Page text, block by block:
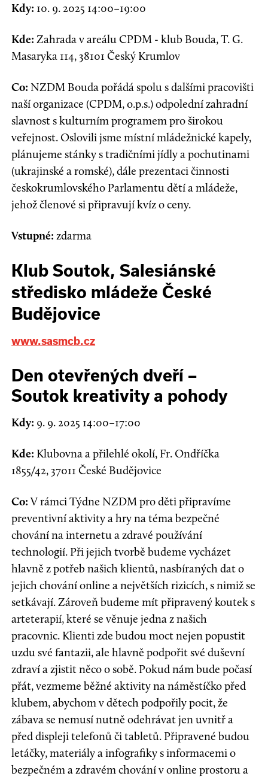
Kdy: 10. 9. 2025 14:00–19:00
Kde: Zahrada v areálu CPDM - klub Bouda, T. G.
Masaryka 114, 38101 Český Krumlov
Co: NZDM Bouda pořádá spolu s dalšími pracovišti
naší organizace (CPDM, o.p.s.) odpolední zahradní
slavnost s kulturním programem pro širokou
veřejnost. Oslovili jsme místní mládežnické kapely,
plánujeme stánky s tradičními jídly a pochutinami
(ukrajinské a romské), dále prezentaci činnosti
českokrumlovského Parlamentu dětí a mládeže,
jehož členové si připravují kvíz o ceny.
Vstupné: zdarma
Klub Soutok, Salesiánské
středisko mládeže České
Budějovice
www.sasmcb.cz
Den otevřených dveří –
Soutok kreativity a pohody
Kdy: 9. 9. 2025 14:00–17:00
Kde: Klubovna a přilehlé okolí, Fr. Ondříčka
1855/42, 37011 České Budějovice
Co: V rámci Týdne NZDM pro děti připravíme
preventivní aktivity a hry na téma bezpečné
chování na internetu a zdravé používání
technologií. Při jejich tvorbě budeme vycházet
hlavně z potřeb našich klientů, nasbíraných dat o
jejich chování online a největších rizicích, s nimiž se
setkávají. Zároveň budeme mít připravený koutek s
arteterapií, které se věnuje jedna z našich
pracovnic. Klienti zde budou moct nejen popustit
uzdu své fantazii, ale hlavně podpořit své duševní
zdraví a zjistit něco o sobě. Pokud nám bude počasí
přát, vezmeme běžné aktivity na náměstíčko před
klubem, abychom v dětech podpořily pocit, že
zábava se nemusí nutně odehrávat jen uvnitř a
před displeji telefonů či tabletů. Připravené budou
letáčky, materiály a infografiky s informacemi o
bezpečném a zdravém chování v online prostoru a